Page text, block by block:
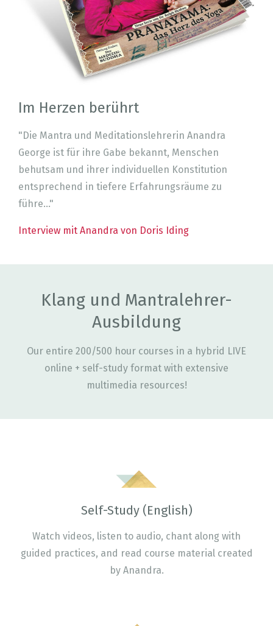
Im Herzen berührt
"Die Mantra und Meditationslehrerin Anandra
George ist für ihre Gabe bekannt, Menschen
behutsam und ihrer individuellen Konstitution
entsprechend in tiefere Erfahrungsräume zu
führe..."
Interview mit Anandra von Doris Iding
Klang und Mantralehrer-
Ausbildung
Our entire 200/500 hour courses in a hybrid LIVE
online + self-study format with extensive
multimedia resources!
Self-Study (English)
Watch videos, listen to audio, chant along with
guided practices, and read course material created
by Anandra.